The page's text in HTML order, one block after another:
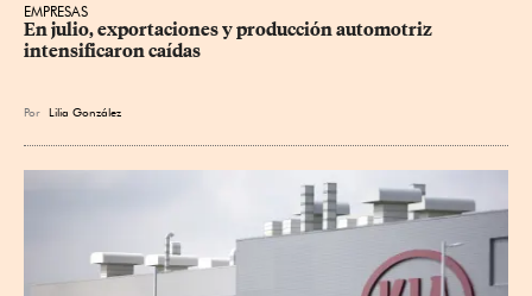
EMPRESAS
En julio, exportaciones y producción automotriz
intensificaron caídas
Por Lilia González